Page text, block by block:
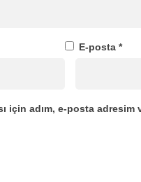
E-posta *
için adım, e-posta adresim